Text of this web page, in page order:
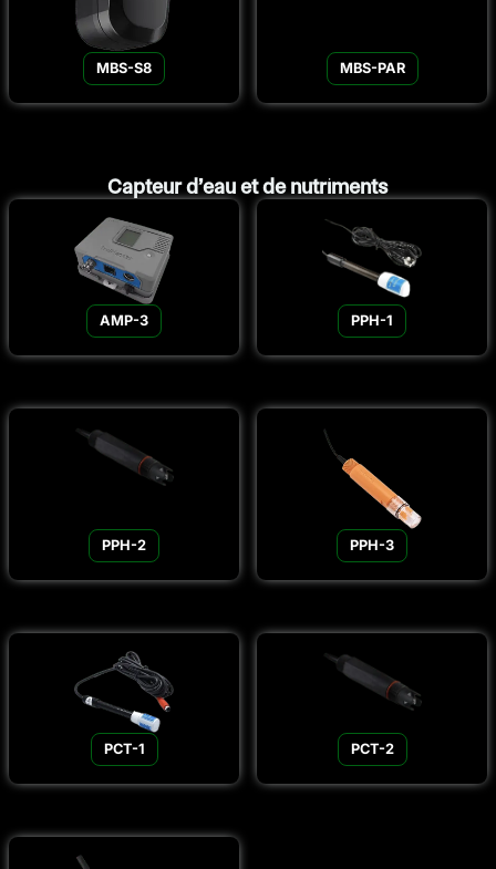
MBS-S8 MBS-PAR
Capteur d’eau et de nutriments
AMP-3 PPH-1
PPH-2 PPH-3
PCT-1 PCT-2